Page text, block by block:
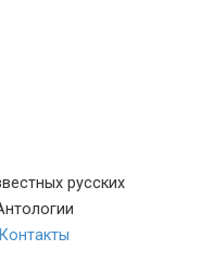
русских
Контакты